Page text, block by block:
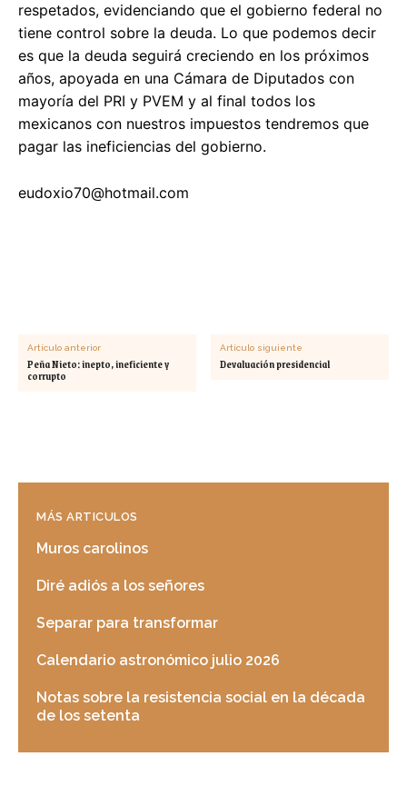
respetados, evidenciando que el gobierno federal no
tiene control sobre la deuda. Lo que podemos decir
es que la deuda seguirá creciendo en los próximos
años, apoyada en una Cámara de Diputados con
mayoría del PRI y PVEM y al final todos los
mexicanos con nuestros impuestos tendremos que
pagar las ineficiencias del gobierno.
eudoxio70@hotmail.com
Artículo anterior
Peña Nieto: inepto, ineficiente y
corrupto
Artículo siguiente
Devaluación presidencial
MÁS ARTICULOS
Muros carolinos
Diré adiós a los señores
Separar para transformar
Calendario astronómico julio 2026
Notas sobre la resistencia social en la década
de los setenta